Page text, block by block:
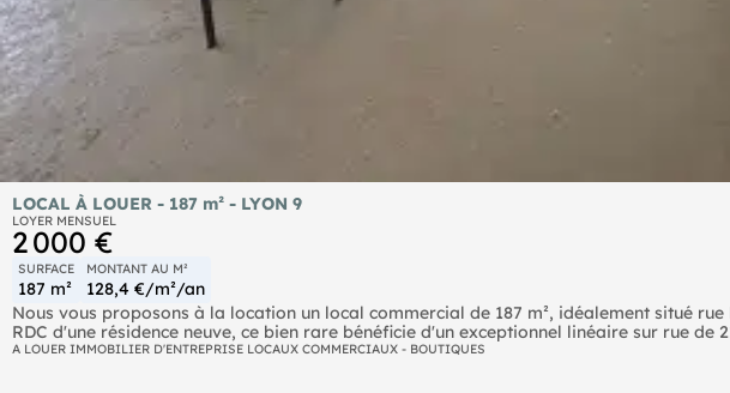
LOCAL À LOUER - 187 m² - LYON 9
LOYER MENSUEL
2 000 €
SURFACE
187 m²
MONTANT AU M²
128,4 €/m²/an
Nous vous proposons à la location un local commercial de 187 m², idéalement situé
RDC d'une résidence neuve, ce bien rare bénéficie d'un exceptionnel linéaire sur rue de
de 3,50 m. Situé dans un quartier résidentiel et tertiaire dynamique, à 10 min du métro
A LOUER IMMOBILIER D'ENTREPRISE LOCAUX COMMERCIAUX - BOUTIQUES